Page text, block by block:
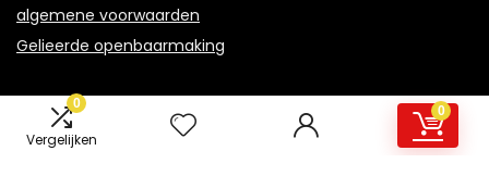
0
Vergelijken
0
algemene voorwaarden
Gelieerde openbaarmaking